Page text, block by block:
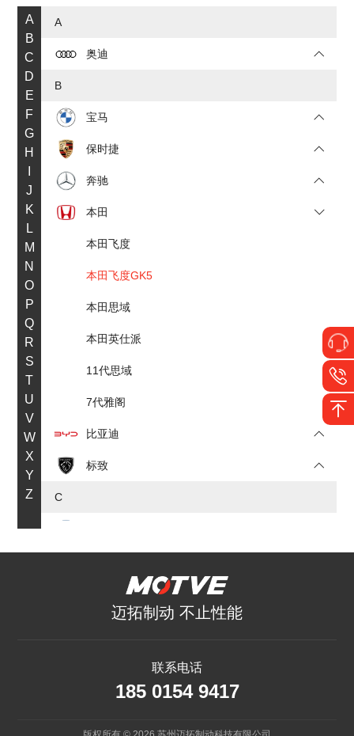
A
B
C
D
E
F
G
H
J
K
L
M
N
O
P
Q
R
S
T
U
V
W
X
Y
Z
A
奥迪
B
宝马
保时捷
奔驰
本田
本田飞度
本田飞度GK5
本田思域
本田英仕派
11代思域
7代雅阁
比亚迪
标致
C
迈拓制动 不止性能
联系电话
185 0154 9417